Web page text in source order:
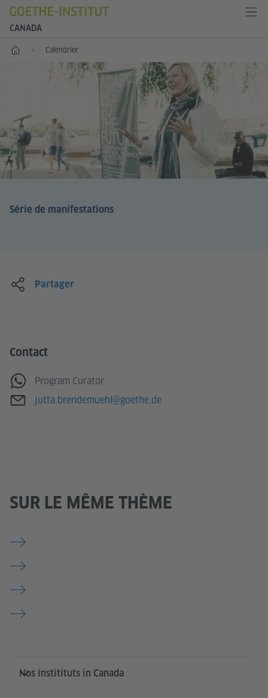
CANADA
Accueil Calendrier
Série de manifestations
SUR LE MÊME THÈME
Partager
Contact
WhatsApp
Program Curator
Adresse e-mail
jutta.brendemuehl@goethe.de
Service- und Informationsbereich
Nos institituts in Canada